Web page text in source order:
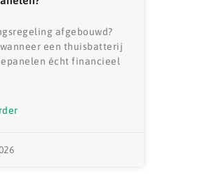
afgebouwd?
een thuisbatterij
écht financieel